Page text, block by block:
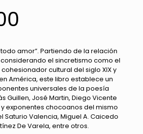
amor”. Partiendo de la relación
el sincretismo como el
cultural del siglo XIX y
América, este libro establece un
universales de la poesía
Guillen, José Martin, Diego Vicente
exponentes chocoanos del mismo
Saturio Valencia, Miguel A. Caicedo
De Varela, entre otros.